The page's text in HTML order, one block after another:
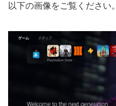
以下の画像をご覧ください。